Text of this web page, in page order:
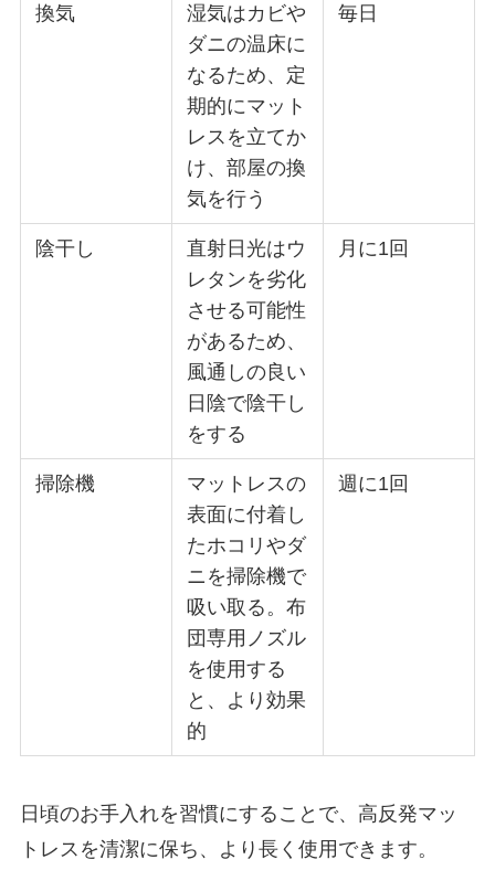
換気
湿気はカビや
ダニの温床に
なるため、定
期的にマット
レスを立てか
け、部屋の換
気を行う
毎日
陰干し
直射日光はウ
レタンを劣化
させる可能性
があるため、
風通しの良い
日陰で陰干し
をする
月に1回
掃除機
マットレスの
表面に付着し
たホコリやダ
ニを掃除機で
吸い取る。布
団専用ノズル
を使用する
と、より効果
的
週に1回
日頃のお手入れを習慣にすることで、高反発マッ
トレスを清潔に保ち、より長く使用できます。